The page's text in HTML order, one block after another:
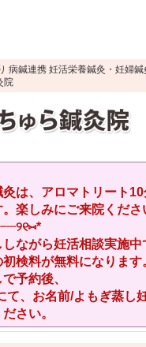
病鍼連携 妊活栄養鍼灸・妊婦
院
は、アロマトリート
楽しみにご来院くださ
ながら妊活相談実施中
検料が無料になります
予約後、
て、お名前/よもぎ蒸し
さい。